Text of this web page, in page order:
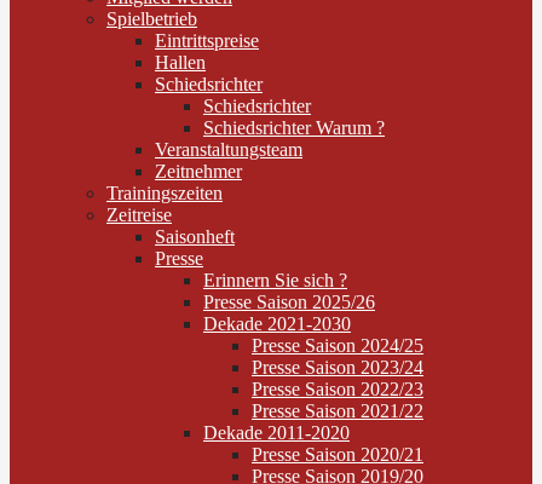
Spielbetrieb
Eintrittspreise
Hallen
Schiedsrichter
Schiedsrichter
Schiedsrichter Warum ?
Veranstaltungsteam
Zeitnehmer
Trainingszeiten
Zeitreise
Saisonheft
Presse
Erinnern Sie sich ?
Presse Saison 2025/26
Dekade 2021-2030
Presse Saison 2024/25
Presse Saison 2023/24
Presse Saison 2022/23
Presse Saison 2021/22
Dekade 2011-2020
Presse Saison 2020/21
Presse Saison 2019/20